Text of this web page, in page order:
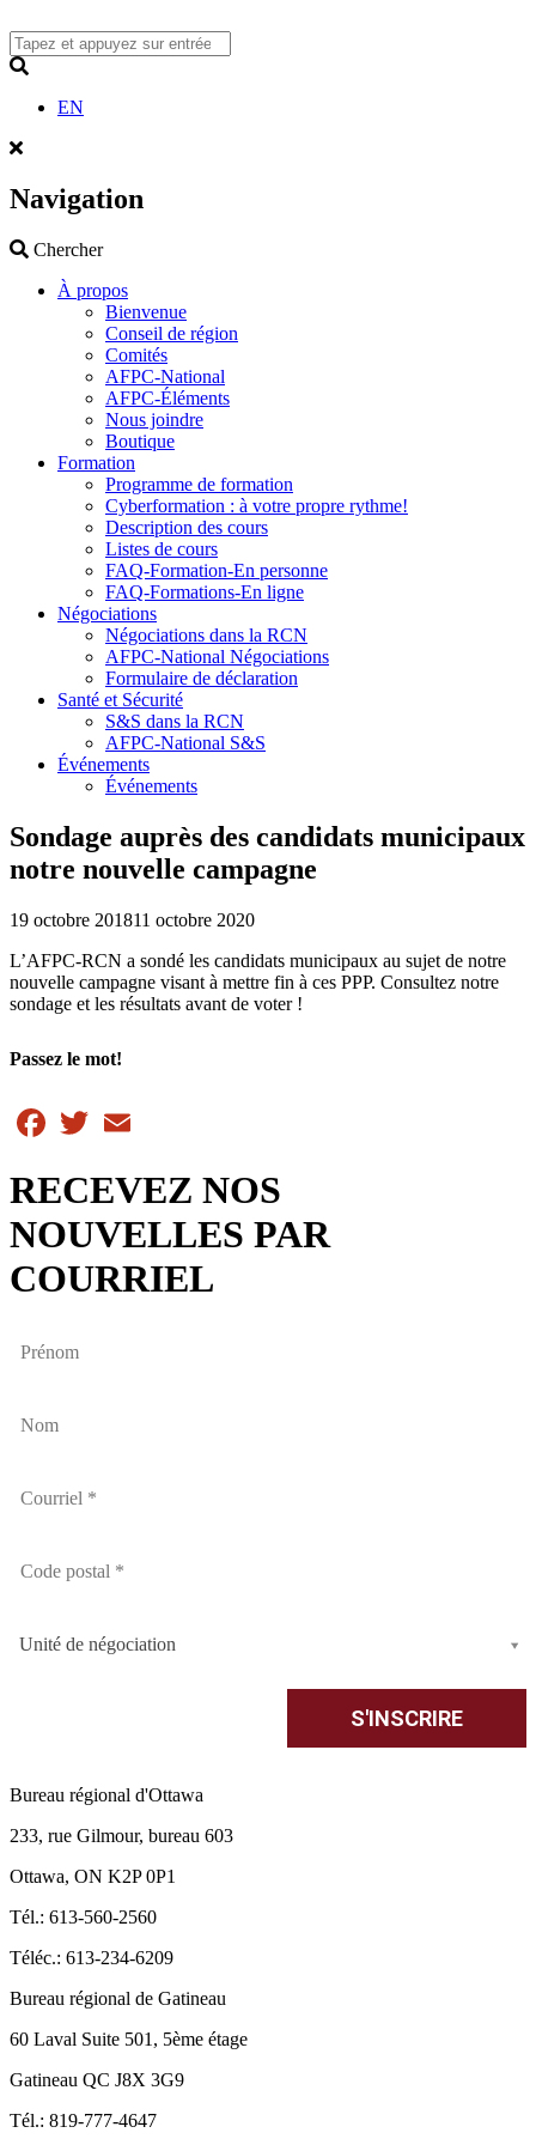
to
content
EN
Navigation
ChercherSearch
À propos
Bienvenue
Conseil de région
Comités
AFPC-National
AFPC-Éléments
Nous joindre
Boutique
Formation
Programme de formation
Cyberformation : à votre propre rythme!
Description des cours
Listes de cours
FAQ-Formation-En personne
FAQ-Formations-En ligne
Négociations
Négociations dans la RCN
AFPC-National Négociations
Formulaire de déclaration
Santé et Sécurité
S&S dans la RCN
AFPC-National S&S
Événements
Événements
Sondage auprès des candidats municipaux
notre nouvelle campagne
19 octobre 201811 octobre 2020
L’AFPC-RCN a sondé les candidats municipaux au sujet de notre
nouvelle campagne visant à mettre fin à ces PPP. Consultez notre
sondage et les résultats avant de voter !
Passez le mot!
Facebook
Twitter
RECEVEZ NOS
NOUVELLES PAR
COURRIEL
Unité de négociation
Bureau régional d'Ottawa
233, rue Gilmour, bureau 603
Ottawa, ON K2P 0P1
Tél.: 613-560-2560
Téléc.: 613-234-6209
Bureau régional de Gatineau
60 Laval Suite 501, 5ème étage
Gatineau QC J8X 3G9
Tél.: 819-777-4647